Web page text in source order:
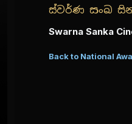
ස්වර්ණ සංඛ
Swarna Sanka
Back to National